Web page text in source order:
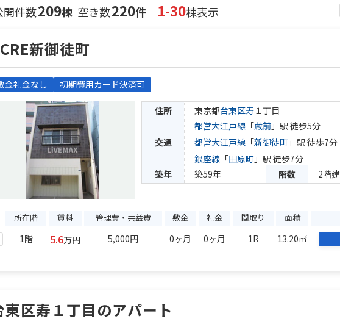
開件数209棟 空き数220件 1-30棟表示
新御徒町
金礼金なし 初期費用カード決済可
住所 東京都台東区寿１丁目
交通
都営大江戸線 「蔵前 」駅 徒歩5分
都営大江戸線 「新御徒町 」駅 徒歩7分
銀座線 「田原町 」駅 徒歩7分
築年
築59年 階数 2階建
所在階 賃料 管理費・共益費 敷金 礼金 間取り 面積
1階 5.6万円 5,000円 0ヶ月 0ヶ月 1R 13.20㎡
東区寿１丁目のアパート